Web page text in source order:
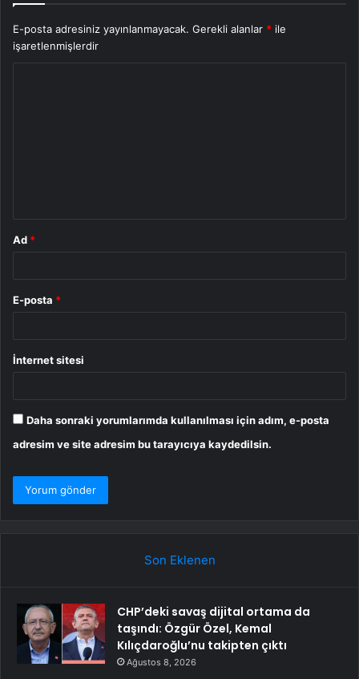
E-posta adresiniz yayınlanmayacak. Gerekli alanlar * ile
işaretlenmişlerdir
Ad *
E-posta *
İnternet sitesi
Daha sonraki yorumlarımda kullanılması için adım, e-posta
adresim ve site adresim bu tarayıcıya kaydedilsin.
Son Eklenen
CHP’deki savaş dijital ortama da
taşındı: Özgür Özel, Kemal
Kılıçdaroğlu’nu takipten çıktı
Ağustos 8, 2026